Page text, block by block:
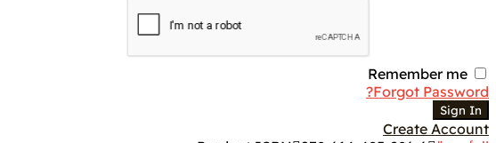
Remember me
Forgot Password?
Sign In
Create Account